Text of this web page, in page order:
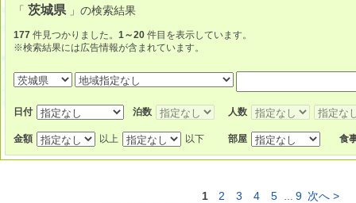
「 茨城県 」の検索結果
177 件見つかりました。 1～20 件目を表示しています。
※検索結果には広告情報が含まれています。
日付 泊数 人数
金額 以上 以下 部屋 食
1 2 3 4 5 … 9 次へ >